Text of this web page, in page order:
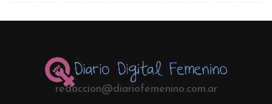
redaccion@diariofemenino.com.ar